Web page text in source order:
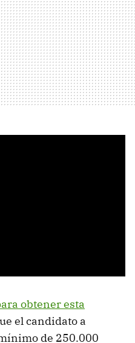
obtener esta
el candidato a
de 250.000